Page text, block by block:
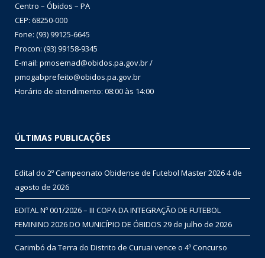
Centro – Óbidos – PA
CEP: 68250-000
Fone: (93) 99125-6645
Procon: (93) 99158-9345
E-mail: pmosemad@obidos.pa.gov.br /
pmogabprefeito@obidos.pa.gov.br
Horário de atendimento: 08:00 às 14:00
ÚLTIMAS PUBLICAÇÕES
Edital do 2º Campeonato Obidense de Futebol Master 20264 de
agosto de 2026
EDITAL Nº 001/2026 – III COPA DA INTEGRAÇÃO DE FUTEBOL
FEMININO 2026 DO MUNICÍPIO DE ÓBIDOS 29 de julho de 2026
Carimbó da Terra do Distrito de Curuai vence o 4º Concurso